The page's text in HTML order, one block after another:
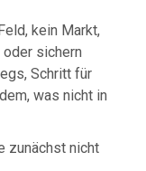
kein Markt,
oder sichern
Schritt für
was nicht in
zunächst nicht